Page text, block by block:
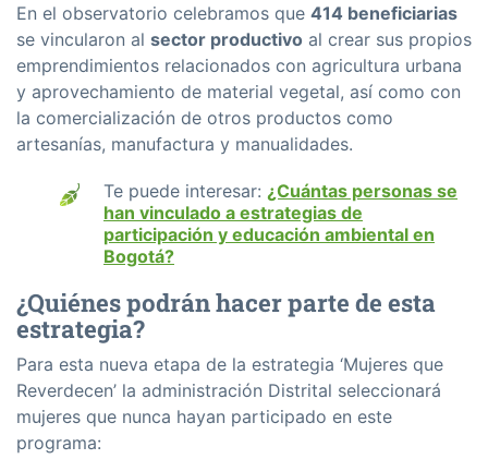
En el observatorio celebramos que 414 beneficiarias
se vincularon al sector productivo al crear sus propios
emprendimientos relacionados con agricultura urbana
y aprovechamiento de material vegetal, así como con
la comercialización de otros productos como
artesanías, manufactura y manualidades.
Te puede interesar: ¿Cuántas personas se
han vinculado a estrategias de
participación y educación ambiental en
Bogotá?
¿Quiénes podrán hacer parte de esta
estrategia?
Para esta nueva etapa de la estrategia ‘Mujeres que
Reverdecen’ la administración Distrital seleccionará
mujeres que nunca hayan participado en este
programa: